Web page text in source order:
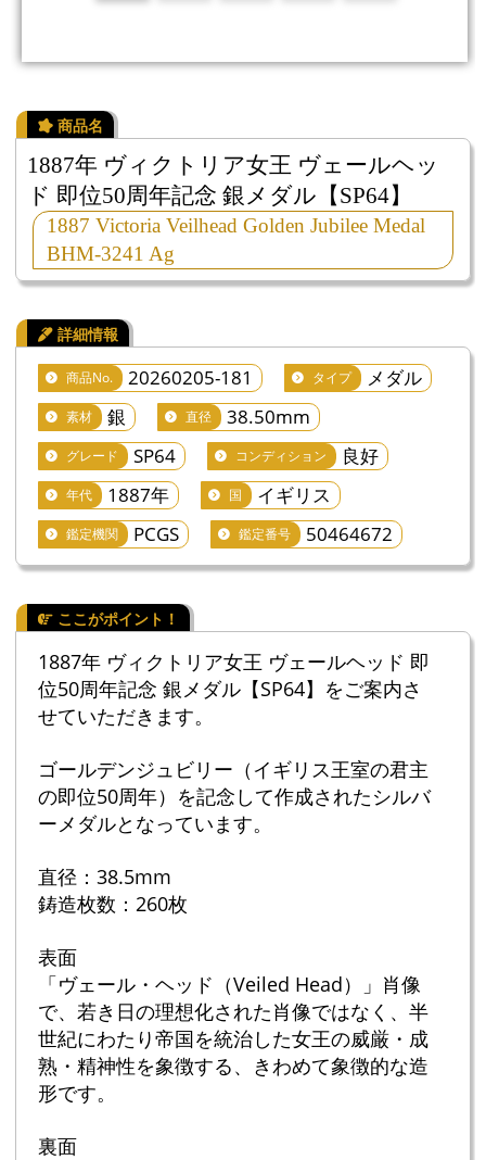
1887年 ヴィクトリア女王 ヴェールヘッ
ド 即位50周年記念 銀メダル【SP64】
1887 Victoria Veilhead Golden Jubilee Medal
BHM-3241 Ag
商品No. 20260205-181 タイプ メダル
素材 銀 直径 38.50mm
グレード SP64 コンディション 良好
年代 1887年 国 イギリス
鑑定機関 PCGS 鑑定番号 50464672
1887年 ヴィクトリア女王 ヴェールヘッド 即
位50周年記念 銀メダル【SP64】をご案内さ
せていただきます。
ゴールデンジュビリー（イギリス王室の君主
の即位50周年）を記念して作成されたシルバ
ーメダルとなっています。
直径：38.5mm
鋳造枚数：260枚
表面
「ヴェール・ヘッド（Veiled Head）」肖像
で、若き日の理想化された肖像ではなく、半
世紀にわたり帝国を統治した女王の威厳・成
熟・精神性を象徴する、きわめて象徴的な造
形です。
裏面